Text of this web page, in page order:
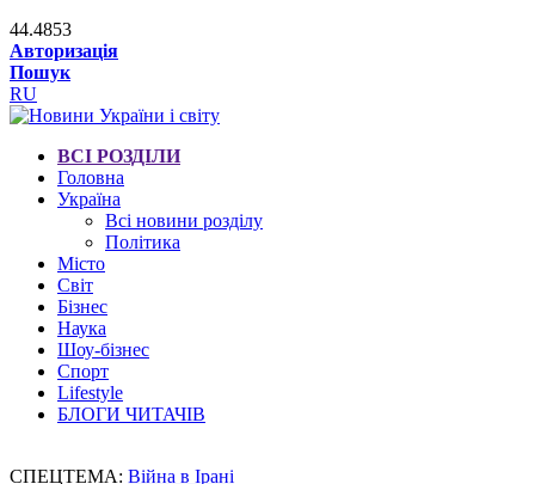
44.4853
Авторизація
Пошук
RU
ВСІ РОЗДІЛИ
Головна
Україна
Всі новини розділу
Політика
Місто
Світ
Бізнес
Наука
Шоу-бізнес
Спорт
Lifestyle
БЛОГИ ЧИТАЧІВ
СПЕЦТЕМА: Війна в Ірані